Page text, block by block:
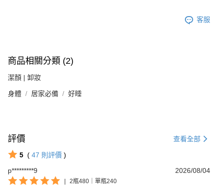
客服
商品相關分類 (2)
潔顏 | 卸妝
身體 居家必備 好睡
評價 查看全部
5 ( 47 則評價 )
p*********9
2026/08/04
| 2瓶480｜單瓶240